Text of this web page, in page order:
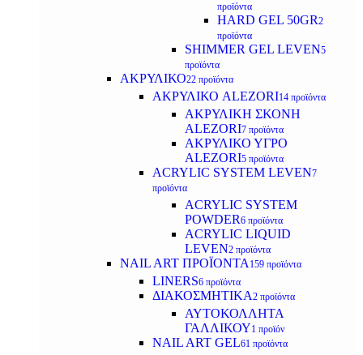
προϊόντα
HARD GEL 50GR2
προϊόντα
SHIMMER GEL LEVEN5
προϊόντα
ΑΚΡΥΛΙΚΟ22 προϊόντα
ΑΚΡΥΛΙΚΟ ALEZORI14 προϊόντα
ΑΚΡΥΛΙΚΗ ΣΚΟΝΗ
ALEZORI7 προϊόντα
ΑΚΡΥΛΙΚΟ ΥΓΡΟ
ALEZORI5 προϊόντα
ACRYLIC SYSTEM LEVEN7
προϊόντα
ACRYLIC SYSTEM
POWDER6 προϊόντα
ACRYLIC LIQUID
LEVEN2 προϊόντα
NAIL ART ΠΡΟΪΟΝΤΑ 159 προϊόντα
LINERS6 προϊόντα
ΔΙΑΚΟΣΜΗΤΙΚΑ2 προϊόντα
ΑΥΤΟΚΟΛΛΗΤΑ
ΓΑΛΛΙΚΟΥ1 προϊόν
NAIL ART GEL61 προϊόντα